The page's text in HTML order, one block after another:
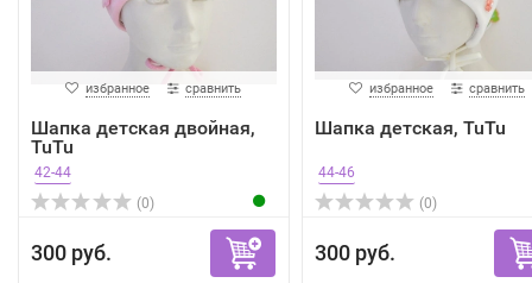
избранное сравнить
Шапка детская двойная,
TuTu
42-44
(0)
300 руб.
избранное сравнить
Шапка детская, TuTu
44-46
(0)
300 руб.